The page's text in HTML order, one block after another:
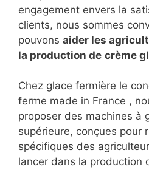
engagement envers la
clients, nous sommes
pouvons aider les
la production de crème
Chez glace fermière le
ferme made in France ,
proposer des machines à
supérieure, conçues pour
spécifiques des
lancer dans la production